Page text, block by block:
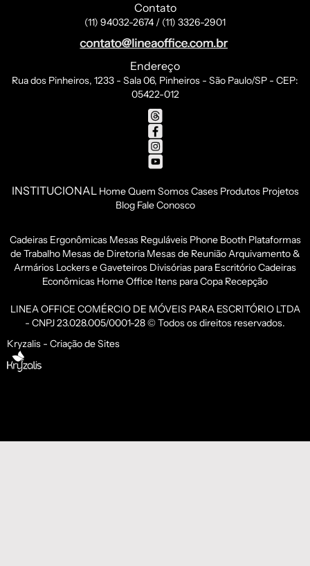
Contato
(11) 94032-2674 / (11) 3326-2901
Endereço
Rua dos Pinheiros, 1233 - Sala 06, Pinheiros - São Paulo/SP - CEP:
05422-012
INSTITUCIONAL HomeQuem SomosCases Produtos Projetos
Blog Fale Conosco
Cadeiras Ergonômicas Mesas Reguláveis Phone Booth Plataformas
de Trabalho Mesas de Diretoria Mesas de ReuniãoArquivamento &
Armários Lockers e Gaveteiros Divisórias para EscritórioCadeiras
Econômicas Home Office Itens para Copa Recepção
LINEA OFFICE COMÉRCIO DE MÓVEIS PARA ESCRITÓRIO LTDA
- CNPJ 23.028.005/0001-28 © Todos os direitos reservados.
Kryzalis - Criação de Sites